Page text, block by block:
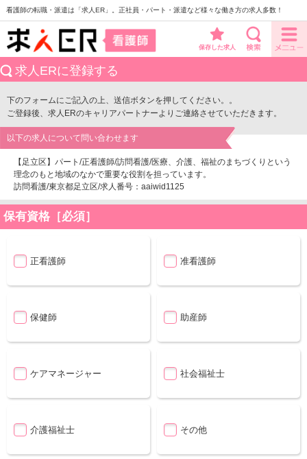
看護師の転職・派遣は「求人ER」。正社員・パート・派遣など様々な働き方の求人多数！
保存した求人
求人ERに登録する
下のフォームにご記入の上、送信ボタンを押してください。。
ご登録後、求人ERのキャリアパートナーよりご連絡させていただきます。
以下の求人について問い合わせます
【足立区】パート/正看護師/訪問看護/医療、介護、福祉のまちづくりという
理念のもと地域のなかで重要な役割を担っています。
訪問看護/東京都足立区/求人番号：aaiwid1125
保有資格［必須］
正看護師 准看護師
保健師 助産師
ケアマネージャー 社会福祉士
介護福祉士 その他